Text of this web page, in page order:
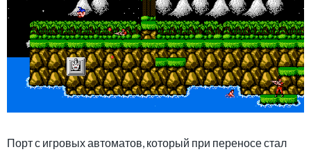
Порт с игровых автоматов, который при переносе стал